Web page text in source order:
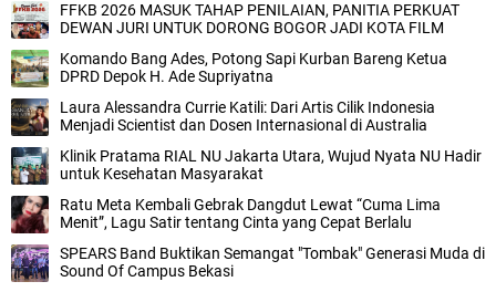
FFKB 2026 MASUK TAHAP PENILAIAN, PANITIA PERKUAT
DEWAN JURI UNTUK DORONG BOGOR JADI KOTA FILM
‎Komando Bang Ades, Potong Sapi Kurban Bareng Ketua
DPRD Depok H. Ade Supriyatna ‎
Laura Alessandra Currie Katili: Dari Artis Cilik Indonesia
Menjadi Scientist dan Dosen Internasional di Australia
Klinik Pratama RIAL NU Jakarta Utara, Wujud Nyata NU Hadir
untuk Kesehatan Masyarakat
Ratu Meta Kembali Gebrak Dangdut Lewat “Cuma Lima
Menit”, Lagu Satir tentang Cinta yang Cepat Berlalu
SPEARS Band Buktikan Semangat "Tombak" Generasi Muda di
Sound Of Campus Bekasi